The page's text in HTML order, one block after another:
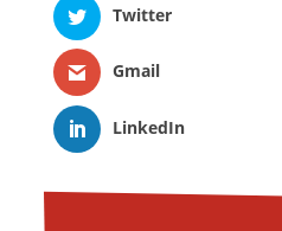
Twitter
Gmail
LinkedIn